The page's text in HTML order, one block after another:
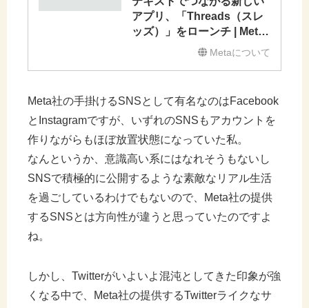
アプリ、「Threads（スレ
ッズ）」をローンチ | Meta
Metaについて
Meta社の手掛けるSNSとして有名なのはFacebook
とInstagramですが、いずれのSNSもアカウントを
作りながらもほぼ放置状態になっていた私。
なんというか、意識高い系にはなれそうもないし
SNSで積極的に公開するような素敵なリアル生活
を過ごしているわけでもないので、Meta社の提供
するSNSとは方向性が違うと思っていたのですよ
ね。
しかし、Twitterがいよいよ混沌としてきた印象が強
くなる中で、Meta社の提供するTwitterライクなサ